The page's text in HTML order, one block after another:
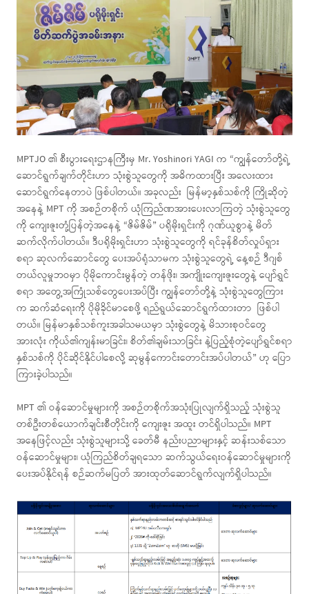
MPTJO ၏ စီးပွားရေးဌာနကြီးမှ Mr. Yoshinori YAGI က “ကျွန်တော်တို့ရဲ့
ဆောင်ရွက်ချက်တိုင်းဟာ သုံးစွဲသူတွေကို အဓိကထားပြီး အလေးထား
ဆောင်ရွက်နေတာပဲ ဖြစ်ပါတယ်။ အခုလည်း မြန်မာ့နှစ်သစ်ကို ကြိုဆိုတဲ့
အနေနဲ့ MPT ကို အစဉ်တစိုက် ယုံကြည်ဏအားပေးလာကြတဲ့ သုံးစွဲသူတွေ
ကို ကျေးဇူးတုံ့ပြန်တဲ့အနေနဲ့ “ဇိမ်ဇိမ်” ပရိုမိုးရှင်းကို ဂုဏ်ယူစွာနဲ့ မိတ်
ဆက်လိုက်ပါတယ်။ ဒီပရိုမိုးရှင်းဟာ သုံးစွဲသူတွေကို ရင်ခုန်စိတ်လှုပ်ရှား
စရာ ဆုလက်ဆောင်တွေ ပေးအပ်ရုံသာမက သုံးစွဲသူတွေရဲ့ နေ့စဉ် ဒီဂျစ်
တယ်လူမှုဘဝမှာ ပိုမိုကောင်းမွန်တဲ့ တန်ဖိုး၊ အကျိုးကျေးဇူးတွေနဲ့ ပျော်ရွှင်
စရာ အတွေ့အကြုံသစ်တွေပေးအပ်ပြီး ကျွန်တော်တို့နဲ့ သုံးစွဲသူတွေကြား
က ဆက်ဆံရေးကို ပိုမိုခိုင်မာစေဖို့ ရည်ရွယ်ဆောင်ရွက်ထားတာ ဖြစ်ပါ
တယ်။ မြန်မာနှစ်သစ်ကူးအခါသမယမှာ သုံးစွဲတွေနဲ့ မိသားစုဝင်တွေ
အားလုံး ကိုယ်၏ကျန်းမာခြင်း၊ စိတ်၏ချမ်းသာခြင်း နဲ့ပြည့်စုံတဲ့ပျော်ရွှင်စရာ
နှစ်သစ်ကို ပိုင်ဆိုင်နိုင်ပါစေလို့ ဆုမွန်ကောင်းတောင်းအပ်ပါတယ်” ဟု ပြော
ကြားခဲ့ပါသည်။
MPT ၏ ဝန်ဆောင်မှုများကို အစဉ်တစိုက်အသုံးပြုလျက်ရှိသည့် သုံးစွဲသူ
တစ်ဦးတစ်ယောက်ချင်းစီတိုင်းကို ကျေးဇူး အထူး တင်ရှိပါသည်။ MPT
အနေဖြင့်လည်း သုံးစွဲသူများသို့ ခေတ်မီ နည်းပညာများနှင့် ဆန်းသစ်သော
ဝန်ဆောင်မှုများ၊ ယုံကြည်စိတ်ချရသော ဆက်သွယ်ရေးဝန်ဆောင်မှုများကို
ပေးအပ်နိုင်ရန် စဉ်ဆက်မပြတ် အားထုတ်ဆောင်ရွက်လျက်ရှိပါသည်။